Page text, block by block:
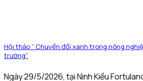
Hội thảo ” Chuyển đổi xanh trong nông
trường”
Ngày 29/5/2026, tại Ninh Kiều